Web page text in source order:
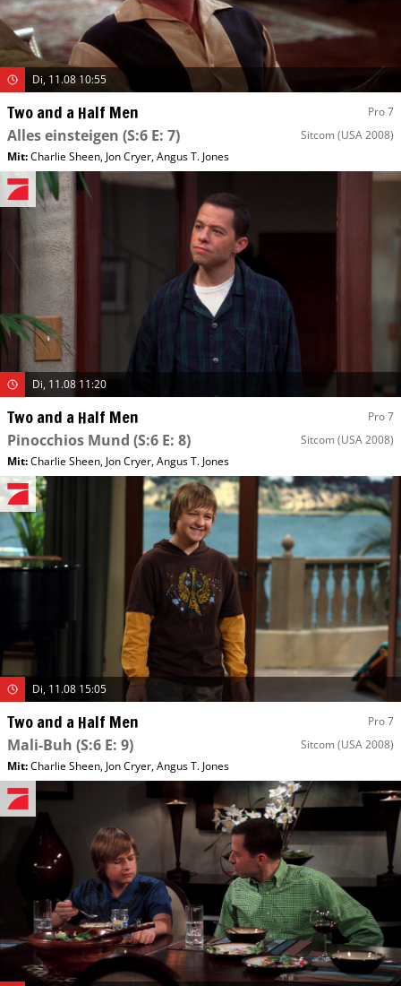
Di, 11.08 10:55
Two and a Half Men Pro 7
Alles einsteigen (S:6 E: 7) Sitcom (USA 2008)
Mit:Charlie Sheen, Jon Cryer,Angus T. Jones
Di, 11.08 11:20
Two and a Half Men Pro 7
Pinocchios Mund (S:6 E: 8) Sitcom (USA 2008)
Mit:Charlie Sheen, Jon Cryer,Angus T. Jones
Di, 11.08 15:05
Two and a Half Men Pro 7
Mali-Buh (S:6 E: 9) Sitcom (USA 2008)
Mit:Charlie Sheen, Jon Cryer,Angus T. Jones